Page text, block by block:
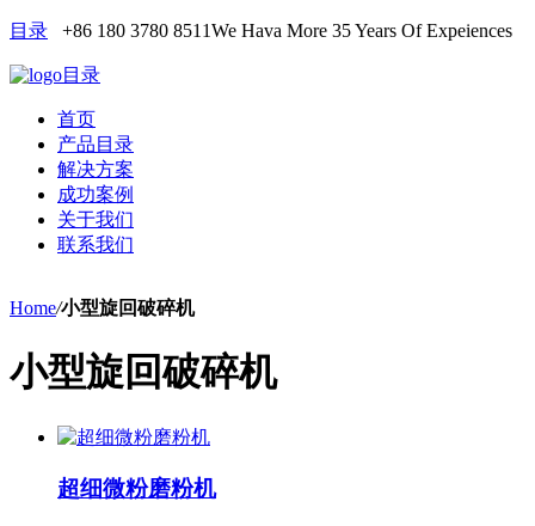
目录 +86 180 3780 8511We Hava More 35 Years Of Expeiences
目录
首页
产品目录
解决方案
成功案例
关于我们
联系我们
Home/小型旋回破碎机
小型旋回破碎机
超细微粉磨粉机